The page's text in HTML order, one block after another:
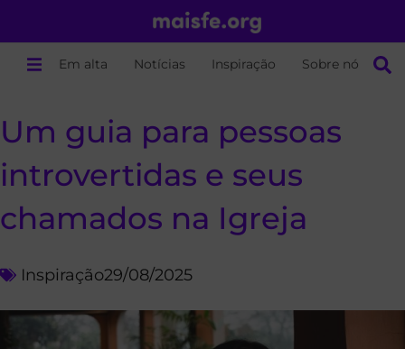
Em alta Notícias Inspiração Sobre nós
Um guia para pessoas
introvertidas e seus
chamados na Igreja
Inspiração29/08/2025